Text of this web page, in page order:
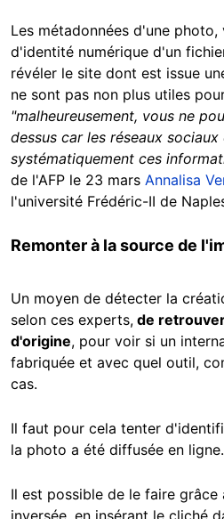
Les métadonnées d'une
d'identité numérique d'un
révéler le site dont est issue
ne sont pas non plus utiles
"malheureusement, vous ne
dessus car les réseaux
systématiquement ces
de l'AFP le 23 mars Annalisa
l'université Frédéric-II de
Remonter à la source de
Un moyen de détecter la
selon ces experts, de
d'origine, pour voir si un
fabriquée et avec quel outil,
cas.
Il faut pour cela tenter
la photo a été diffusée en ligne.
Il est possible de le faire grâce
inversée, en insérant le cliché